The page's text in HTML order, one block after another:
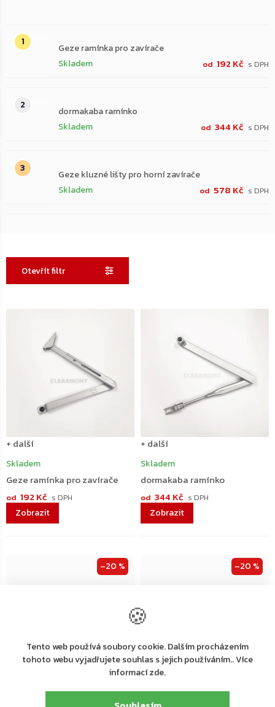
🍪
Tento web používá soubory cookie. Dalším procházením
tohoto webu vyjadřujete souhlas s jejich používáním.. Více
informací zde.
Geze ramínka pro zavírače
Skladem
od 192 Kč
dormakaba ramínko
Skladem
od 344 Kč
Geze kluzné lišty pro horní zavírače
Skladem
od 578 Kč
Otevřít filtr
produktů
Geze ramínka pro zavírače
Skladem
od 192 Kč
+ další
dormakaba ramínko
Skladem
od 344 Kč
+ další
–20 % –20 %
+ další